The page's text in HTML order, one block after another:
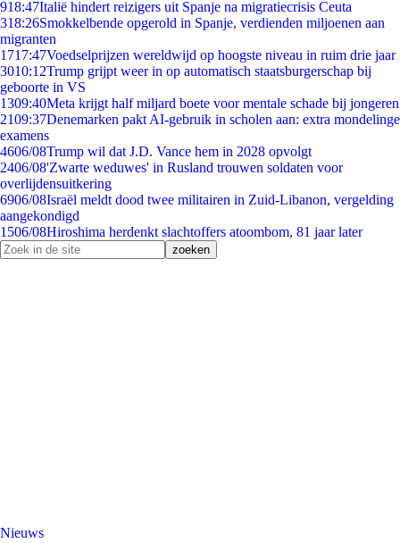
918:47Italië hindert reizigers uit Spanje na migratiecrisis Ceuta
318:26Smokkelbende opgerold in Spanje, verdienden miljoenen aan
migranten
1717:47Voedselprijzen wereldwijd op hoogste niveau in ruim drie jaar
3010:12Trump grijpt weer in op automatisch staatsburgerschap bij
geboorte in VS
1309:40Meta krijgt half miljard boete voor mentale schade bij jongeren
2109:37Denemarken pakt AI-gebruik in scholen aan: extra mondelinge
examens
4606/08Trump wil dat J.D. Vance hem in 2028 opvolgt
2406/08'Zwarte weduwes' in Rusland trouwen soldaten voor
overlijdensuitkering
6906/08Israël meldt dood twee militairen in Zuid-Libanon, vergelding
aangekondigd
1506/08Hiroshima herdenkt slachtoffers atoombom, 81 jaar later
Nieuws